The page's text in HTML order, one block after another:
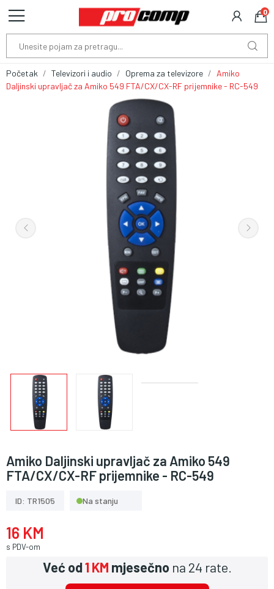
0
Početak Televizori i audio Oprema za televizore
Amiko
Daljinski upravljač za Amiko 549 FTA/CX/CX-RF prijemnike - RC-549
Amiko Daljinski upravljač za Amiko 549
FTA/CX/CX-RF prijemnike - RC-549
ID: TR1505 Na stanju
16 KM
s PDV-om
Već od1 KM mjesečno na 24 rate.